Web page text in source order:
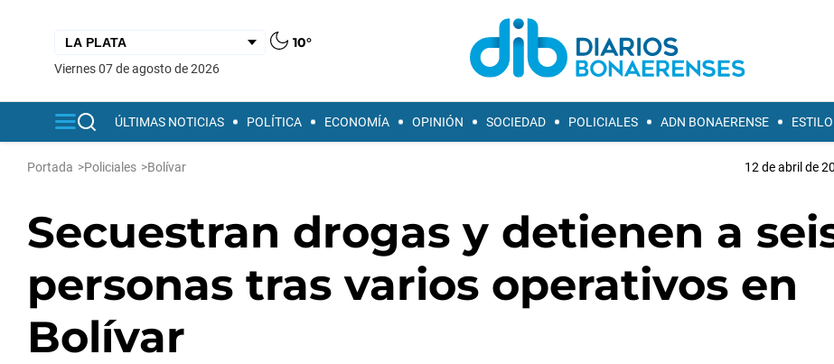
10°
viernes 07 de agosto de 2026
ÚLTIMAS NOTICIAS POLÍTICA ECONOMÍA OPINIÓN SOCIEDAD POLICIALES ADN BONAERENSE
Portada >Policiales >Bolívar 12 de abril de
Secuestran drogas y detienen a
personas tras varios operativos en
Bolívar